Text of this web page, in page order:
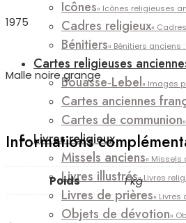
Icônes« Icônes religieuses
Cadres religieux«
Bénitiers« Bénitiers anciens
Cartes religieuses
Bouasse‑Lebel« Images
Cartes anciennes
Cartes de communion
Livres religieux
Missels anciens« Missels
Livres illustrés« Livres
Livres de prières«
Objets de dévotion«
1975
Malle noire grange
Informations
Poids 1 kg